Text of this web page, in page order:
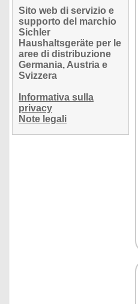
Sito web di servizio e
supporto del marchio
Sichler
Haushaltsgeräte per le
aree di distribuzione
Germania, Austria e
Svizzera
Informativa sulla
privacy
Note legali